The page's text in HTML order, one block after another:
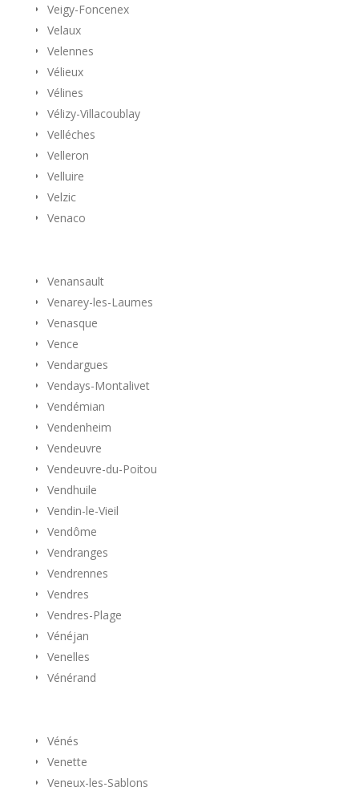
Veigy-Foncenex
Velaux
Velennes
Vélieux
Vélines
Vélizy-Villacoublay
Velléches
Velleron
Velluire
Velzic
Venaco
Venansault
Venarey-les-Laumes
Venasque
Vence
Vendargues
Vendays-Montalivet
Vendémian
Vendenheim
Vendeuvre
Vendeuvre-du-Poitou
Vendhuile
Vendin-le-Vieil
Vendôme
Vendranges
Vendrennes
Vendres
Vendres-Plage
Vénéjan
Venelles
Vénérand
Vénés
Venette
Veneux-les-Sablons